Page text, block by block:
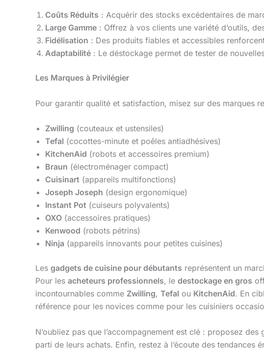
Coûts Réduits : Acquérir des stocks excédentaires de
Large Gamme : Offrez à vos clients une variété d’outils,
Fidélisation : Des produits fiables et accessibles
Adaptabilité : Le déstockage permet de tester de
Les Marques à Privilégier
Pour garantir qualité et satisfaction, misez sur des marques
Zwilling (couteaux et ustensiles)
Tefal (cocottes-minute et poêles antiadhésives)
KitchenAid (robots et accessoires premium)
Braun (électroménager compact)
Cuisinart (appareils multifonctions)
Joseph Joseph (design ergonomique)
Instant Pot (cuiseurs polyvalents)
OXO (accessoires pratiques)
Kenwood (robots pétrins)
Ninja (appareils innovants pour petites cuisines)
Les gadgets de cuisine pour débutants représentent un
Pour les acheteurs professionnels, le destockage en gros
incontournables comme Zwilling, Tefal ou KitchenAid. En
référence pour les novices comme pour les cuisiniers
N’oubliez pas que l’accompagnement est clé : proposez
parti de leurs achats. Enfin, restez à l’écoute des tendances